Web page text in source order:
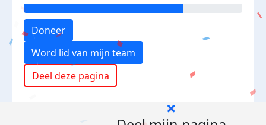
Doneer
Word lid van mijn team
Deel deze pagina